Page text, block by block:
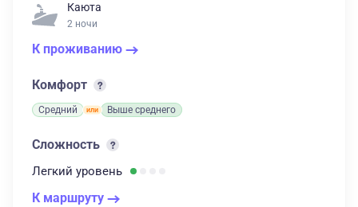
Каюта
2 ночи
К проживанию
Комфорт
Средний Выше среднего
Сложность
Легкий уровень
К маршруту